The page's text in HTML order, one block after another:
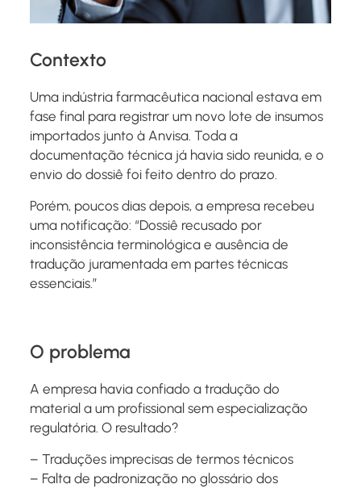
Contexto
Uma indústria farmacêutica nacional estava em
fase final para registrar um novo lote de insumos
importados junto à Anvisa. Toda a
documentação técnica já havia sido reunida, e o
envio do dossiê foi feito dentro do prazo.
Porém, poucos dias depois, a empresa recebeu
uma notificação: “Dossiê recusado por
inconsistência terminológica e ausência de
tradução juramentada em partes técnicas
essenciais.”
O problema
A empresa havia confiado a tradução do
material a um profissional sem especialização
regulatória. O resultado?
– Traduções imprecisas de termos técnicos
– Falta de padronização no glossário dos